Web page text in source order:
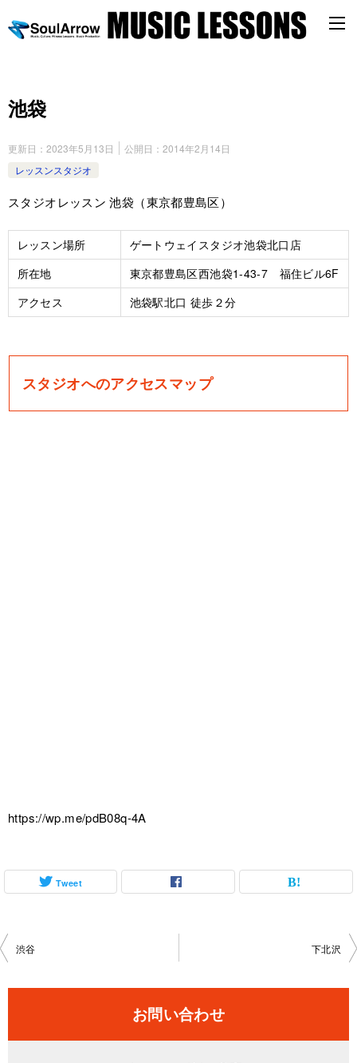
池袋
更新日： 2023年5月13日 公開日： 2014年2月14日
レッスンスタジオ
スタジオレッスン 池袋（東京都豊島区）
レッスン場所
ゲートウェイスタジオ池袋北口店
所在地
東京都豊島区西池袋1-43-7 福住ビル6F
アクセス
池袋駅北口 徒歩２分
スタジオへのアクセスマップ
https://wp.me/pdB08q-4A
Tweet
投
ビ
渋谷 下北沢
お問い合わせ